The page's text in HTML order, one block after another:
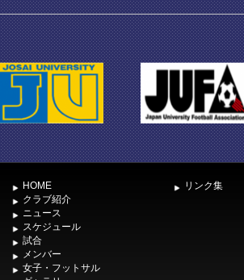
HOME
クラブ紹介
ニュース
スケジュール
試合
メンバー
女子・フットサル
リンク集